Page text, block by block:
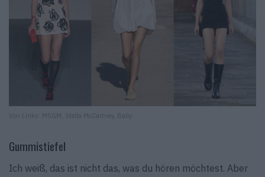
Von Links: MSGM, Stella McCartney, Bally
Gummistiefel
Ich weiß, das ist nicht das, was du hören möchtest. Aber